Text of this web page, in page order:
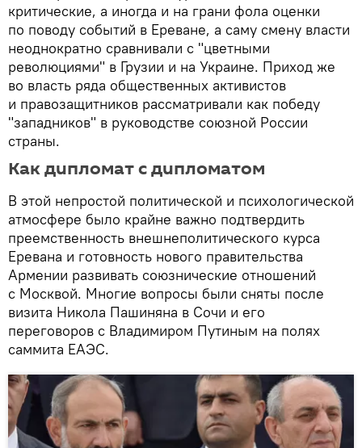
критические, а иногда и на грани фола оценки
по поводу событий в Ереване, а саму смену власти
неоднократно сравнивали с "цветными
революциями" в Грузии и на Украине. Приход же
во власть ряда общественных активистов
и правозащитников рассматривали как победу
"западников" в руководстве союзной России
страны.
Как дипломат с дипломатом
В этой непростой политической и психологической
атмосфере было крайне важно подтвердить
преемственность внешнеполитического курса
Еревана и готовность нового правительства
Армении развивать союзнические отношений
с Москвой. Многие вопросы были сняты после
визита Никола Пашиняна в Сочи и его
переговоров с Владимиром Путиным на полях
саммита ЕАЭС.